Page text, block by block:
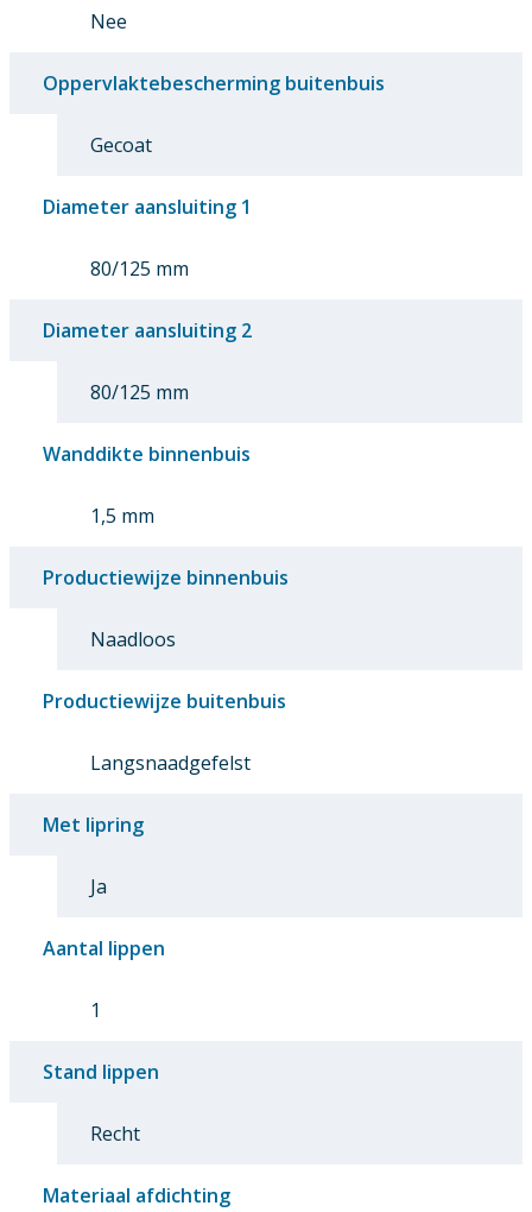
Nee
Oppervlaktebescherming buitenbuis
Gecoat
Diameter aansluiting 1
80/125 mm
Diameter aansluiting 2
80/125 mm
Wanddikte binnenbuis
1,5 mm
Productiewijze binnenbuis
Naadloos
Productiewijze buitenbuis
Langsnaadgefelst
Met lipring
Ja
Aantal lippen
1
Stand lippen
Recht
Materiaal afdichting